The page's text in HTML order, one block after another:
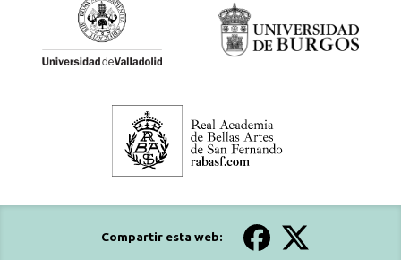
Compartir esta web: